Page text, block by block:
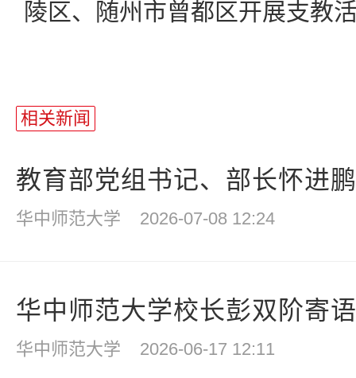
陵区、随州市曾都区开展支教
相关新闻
教育部党组书记、部长怀进
华中师范大学 2026-07-08 12:24
华中师范大学校长彭双阶寄
华中师范大学 2026-06-17 12:11